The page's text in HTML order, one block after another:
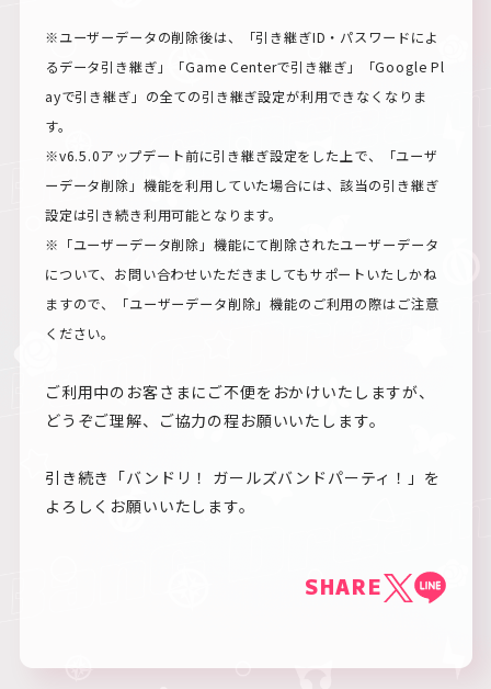
※ユーザーデータの削除後は、「引き継ぎID・パスワードによ
るデータ引き継ぎ」「Game Centerで引き継ぎ」「Google Pl
ayで引き継ぎ」の全ての引き継ぎ設定が利用できなくなりま
す。
※v6.5.0アップデート前に引き継ぎ設定をした上で、「ユーザ
ーデータ削除」機能を利用していた場合には、該当の引き継ぎ
設定は引き続き利用可能となります。
※「ユーザーデータ削除」機能にて削除されたユーザーデータ
について、お問い合わせいただきましてもサポートいたしかね
ますので、「ユーザーデータ削除」機能のご利用の際はご注意
ください。
ご利用中のお客さまにご不便をおかけいたしますが、
どうぞご理解、ご協力の程お願いいたします。
引き続き「バンドリ！ ガールズバンドパーティ！」を
よろしくお願いいたします。
SHARE